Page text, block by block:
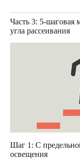
Часть 3: 5-шаговая
угла рассеивания
Шаг 1: С
освещения